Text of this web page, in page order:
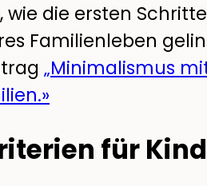
wie die ersten
Familienleben
„Minimalismus
für